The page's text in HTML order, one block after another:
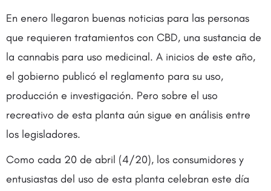
En enero llegaron buenas noticias para las personas
que requieren tratamientos con CBD, una sustancia de
la cannabis para uso medicinal. A inicios de este año,
el gobierno publicó el reglamento para su uso,
producción e investigación. Pero sobre el uso
recreativo de esta planta aún sigue en análisis entre
los legisladores.
Como cada 20 de abril (4/20), los consumidores y
entusiastas del uso de esta planta celebran este día